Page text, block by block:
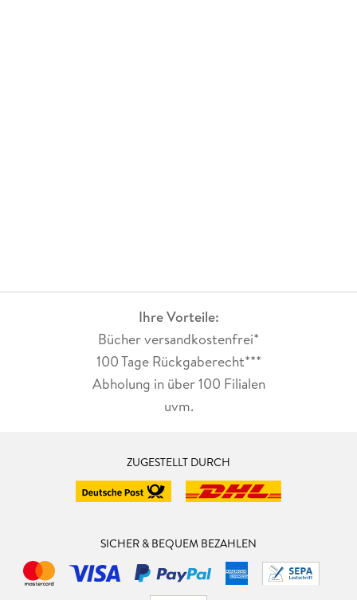
Ihre Vorteile:
Bücher versandkostenfrei*
100 Tage Rückgaberecht***
Abholung in über 100 Filialen
uvm.
ZUGESTELLT DURCH
SICHER & BEQUEM BEZAHLEN